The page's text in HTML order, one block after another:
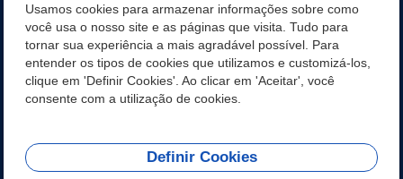
MANUAL DE PROCEDIMENTOS IMOBILIÁRIOS SEINFRA
TURMINHA DO LAGO
REDES SOCIAIS
Usamos cookies para armazenar informações sobre como
você usa o nosso site e as páginas que visita. Tudo para
tornar sua experiência a mais agradável possível. Para
entender os tipos de cookies que utilizamos e customizá-los,
clique em 'Definir Cookies'. Ao clicar em 'Aceitar', você
consente com a utilização de cookies.
Definir Cookies